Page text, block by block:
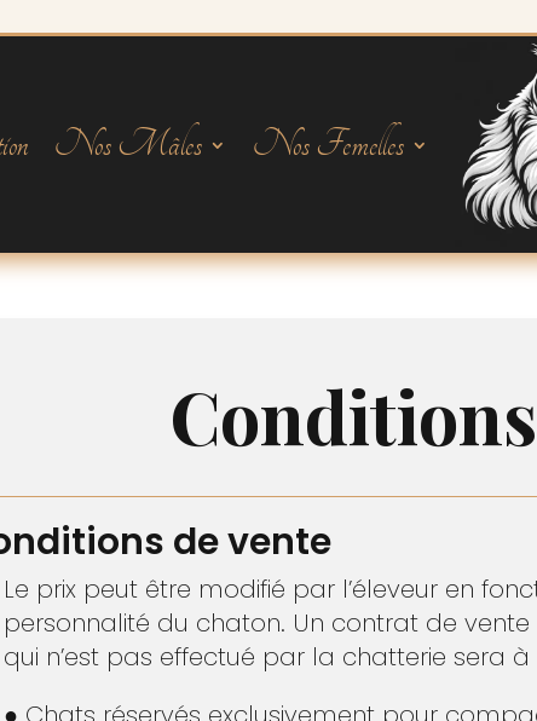
Nos Mâles Nos Femelles
de vente
Le prix peut être modifié par l’éleveur en
personnalité du chaton. Un contrat de
qui n’est pas effectué par la chatterie sera